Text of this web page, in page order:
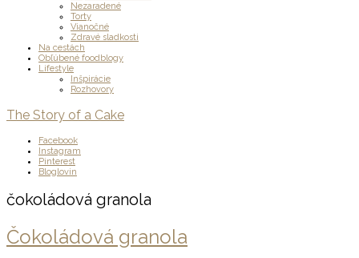
Nezaradené
Torty
Vianočné
Zdravé sladkosti
Na cestách
Obľúbené foodblogy
Lifestyle
Inšpirácie
Rozhovory
The Story of a Cake
Facebook
Instagram
Pinterest
Bloglovin
čokoládová granola
Čokoládová granola